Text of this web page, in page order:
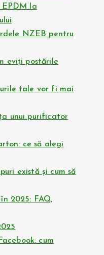
EPDM la
NZEB pentru
eviți postările
tale vor fi mai
unui purificator
ce să alegi
există și cum să
2025: FAQ,
cum